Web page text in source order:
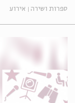
ספרות ושירה אירוע